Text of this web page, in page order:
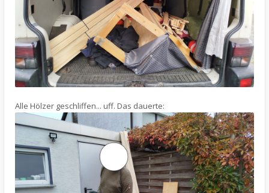
Alle Hölzer geschliffen... uff. Das dauerte: